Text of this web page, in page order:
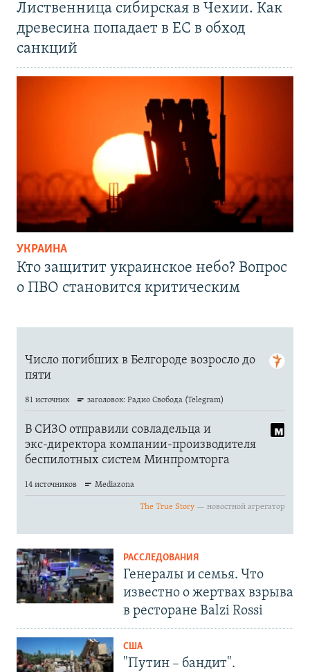
Лиственница сибирская в Чехии. Как
древесина попадает в ЕС в обход
санкций
УКРАИНА
Кто защитит украинское небо? Вопрос
о ПВО становится критическим
РАССЛЕДОВАНИЯ
Генералы и семья. Что
известно о жертвах взрыва
в ресторане Balzi Rossi
США
"Путин – бандит".